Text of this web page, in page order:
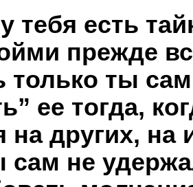
тебя есть
прежде
ты
ее тогда,
на других, на
сам не